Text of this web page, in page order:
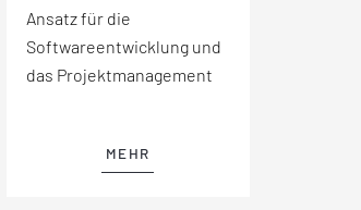
Ansatz für die
Softwareentwicklung und
das Projektmanagement
MEHR